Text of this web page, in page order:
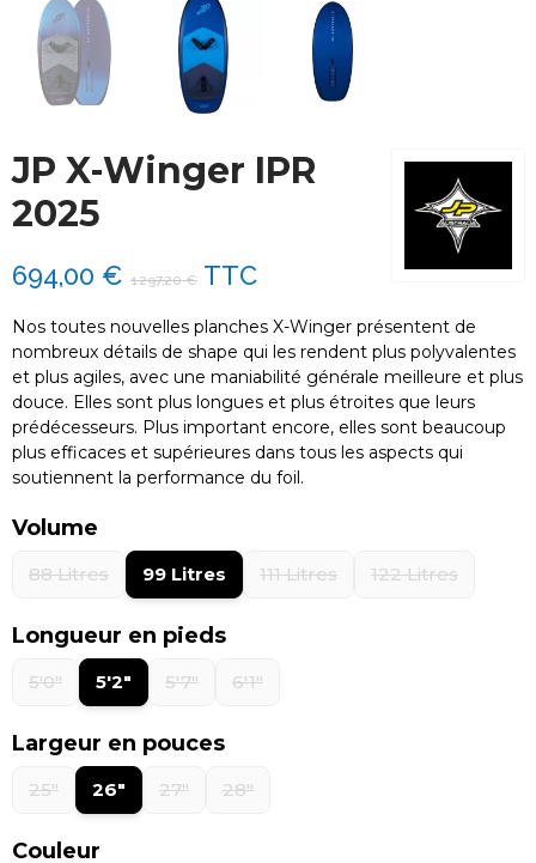
JP X-Winger IPR
2025
694,00 € 1 297,20 € TTC
Nos toutes nouvelles planches X-Winger présentent de
nombreux détails de shape qui les rendent plus polyvalentes
et plus agiles, avec une maniabilité générale meilleure et plus
douce. Elles sont plus longues et plus étroites que leurs
prédécesseurs. Plus important encore, elles sont beaucoup
plus efficaces et supérieures dans tous les aspects qui
soutiennent la performance du foil.
Volume
88 Litres 99 Litres 111 Litres 122 Litres
Longueur en pieds
5'0" 5'2" 5'7" 6'1"
Largeur en pouces
25" 26" 27" 28"
Couleur